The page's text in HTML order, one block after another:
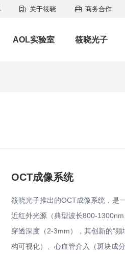
关于筱晓 商务合作
AOL实验室 筱晓光子
OCT成像系统
筱晓光子推出的OCT成像系统，是
近红外光源（典型波长800-
穿透深度（2-3mm），其创新的"
构可视化）、心血管介入（斑块成